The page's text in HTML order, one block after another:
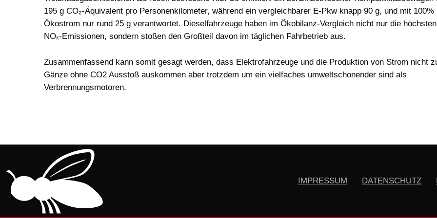
195 g CO₂-Äquivalent pro Personenkilometer, während ein vergleichbarer E-Pkw knapp 90 g, und mit 100%
Ökostrom nur rund 25 g verantwortet. Dieselfahrzeuge haben im Ökobilanz-Vergleich nicht nur die höchsten
NOₓ-Emissionen, sondern stoßen den Großteil davon im täglichen Fahrbetrieb aus.
Zusammenfassend kann somit gesagt werden, dass Elektrofahrzeuge und die Produktion von Strom nicht
Gänze ohne CO2 Ausstoß auskommen aber trotzdem um ein vielfaches umweltschonender sind als
Verbrennungsmotoren.
IMPRESSUM DATENSCHUTZ